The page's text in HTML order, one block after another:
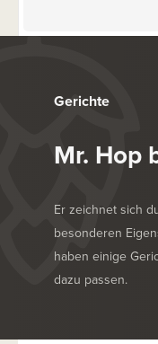
Gerichte
Mr. Hop
Er zeichnet sich
besonderen
haben einige
dazu passen.